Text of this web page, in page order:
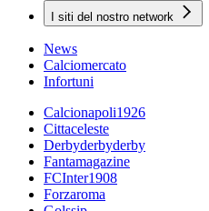
I siti del nostro network
News
Calciomercato
Infortuni
Calcionapoli1926
Cittaceleste
Derbyderbyderby
Fantamagazine
FCInter1908
Forzaroma